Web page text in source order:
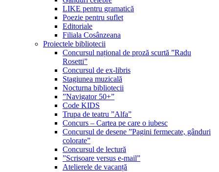
LIKE pentru gramatică
Poezie pentru suflet
Editoriale
Filiala Cosânzeana
Proiectele bibliotecii
Concursul național de proză scurtă ”Radu
Rosetti”
Concursul de ex-libris
Stagiunea muzicală
Nocturna bibliotecii
”Navigator 50+”
Code KIDS
Trupa de teatru ”Alfa”
Concurs – Cartea pe care o iubesc
Concursul de desene ”Pagini fermecate, gânduri
colorate”
Concursul de lectură
”Scrisoare versus e-mail”
Atelierele de vacanță